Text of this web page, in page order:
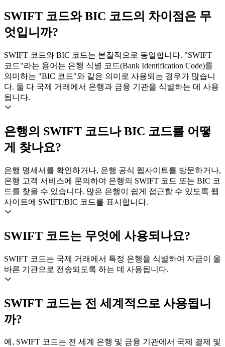
SWIFT 코드와 BIC 코드의 차이점은 무
엇입니까?
SWIFT 코드와 BIC 코드는 본질적으로 동일합니다. "SWIFT
코드"라는 용어는 은행 식별 코드(Bank Identification Code)를
의미하는 "BIC 코드"와 같은 의미로 사용되는 경우가 많습니
다. 둘 다 국제 거래에서 은행과 금융 기관을 식별하는 데 사용
됩니다.
은행의 SWIFT 코드나 BIC 코드를 어떻
게 찾나요?
은행 명세서를 확인하거나, 은행 공식 웹사이트를 방문하거나,
은행 고객 서비스에 문의하여 은행의 SWIFT 코드 또는 BIC 코
드를 찾을 수 있습니다. 많은 은행이 쉽게 접근할 수 있도록 웹
사이트에 SWIFT/BIC 코드를 표시합니다.
SWIFT 코드는 무엇에 사용되나요?
SWIFT 코드는 국제 거래에서 특정 은행을 식별하여 자금이 올
바른 기관으로 전송되도록 하는 데 사용됩니다.
SWIFT 코드는 전 세계적으로 사용됩니
까?
예, SWIFT 코드는 전 세계 은행 및 금융 기관에서 국제 결제 및